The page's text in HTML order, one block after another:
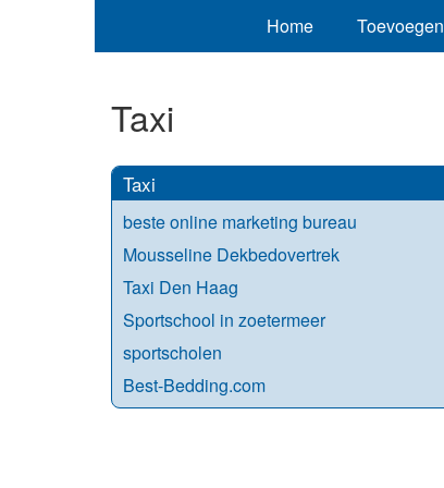
Home Toevoegen
Taxi
Taxi
beste online marketing bureau
Mousseline Dekbedovertrek
Taxi Den Haag
Sportschool in zoetermeer
sportscholen
Best-Bedding.com